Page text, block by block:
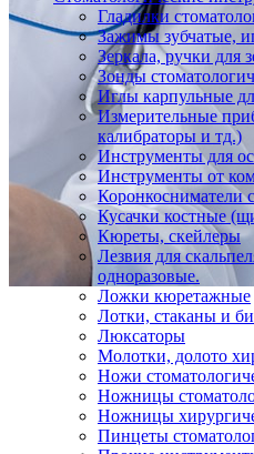
Гладилки
Зажимы зубчатые,
Зеркала, ручки для
Зонды
Иглы карпульные
Измерительные
калибраторы и тд.)
Инструменты для
Инструменты от
Коронкосниматели
Кусачки костные
Кюреты, скейлеры
Лезвия для
одноразовые.
Ложки кюретажные
Лотки, стаканы и
Люксаторы
Молотки, долото
Ножи
Ножницы
Ножницы
Пинцеты